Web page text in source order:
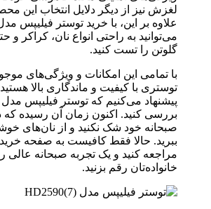
لغزش نیز از دیگر دلایل انتخاب این
می‌توانید به راحتی انواع نان، کراکر و
گلوتن را تست کنید.
با تمامی این امکانات و ویژگی‌های
توستری با کیفیت و ماندگاری بالا
بررسی کنید. اکنون زمان آن رسیده که
صبحانه خود شک نکنید و از نان‌های
ببرید. حالا فقط کافیست به صفحه
مراجعه کنید و یک تجربه صبحانه عالی
خانواده‌تان رقم بزنید.